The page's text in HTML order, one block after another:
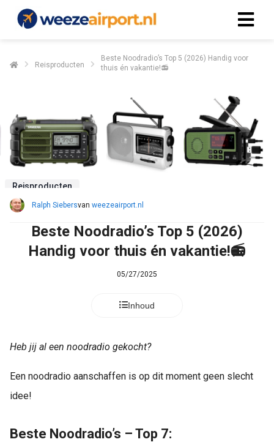
Reisproducten
Beste Noodradio’s Top 5 (2026) Handig voor
thuis én vakantie!📻
Reisproducten
Ralph Siebersvan weezeairport.nl
Beste Noodradio’s Top 5 (2026)
Handig voor thuis én vakantie!📻
05/27/2025
Inhoud
Heb jij al een noodradio gekocht?
Een noodradio aanschaffen is op dit moment geen slecht
idee!
Beste Noodradio’s – Top 7: